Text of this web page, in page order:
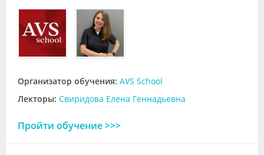
Организатор обучения: AVS School
Лекторы: Свиридова Елена Геннадьевна
Пройти обучение >>>